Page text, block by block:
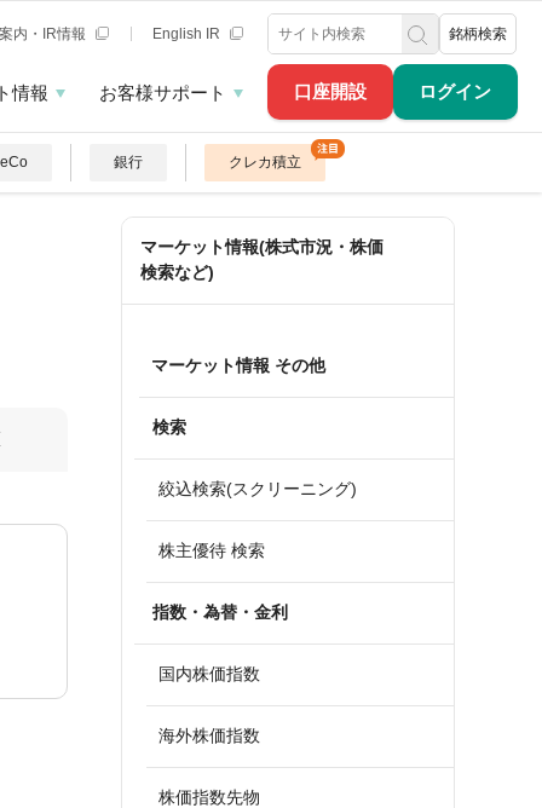
口座開設 ログイン
内・IR情報 English IR 銘柄検索
情報 お客様サポート
銀行 クレカ積立
マーケット情報(株式市況・株価
検索など)
マーケット情報 その他
検索
絞込検索(スクリーニング)
株主優待 検索
指数・為替・金利
国内株価指数
海外株価指数
株価指数先物